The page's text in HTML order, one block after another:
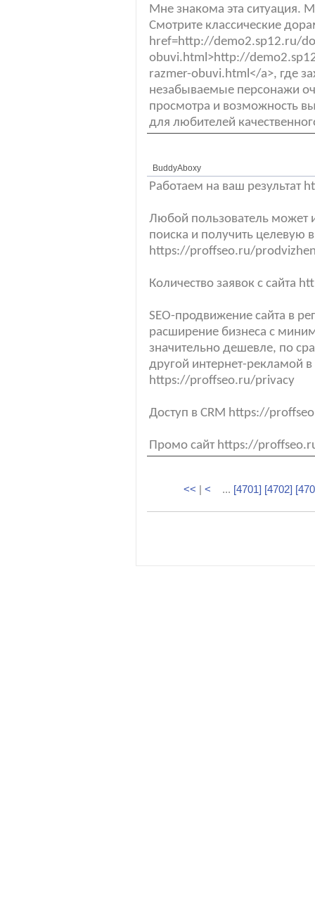
Мне знакома эта ситуация.
Смотрите классические
href=http://demo2.sp12.ru/
obuvi.html>http://
razmer-obuvi.html</a>, где
незабываемые персонажи
просмотра и возможность
для любителей
BuddyAboxy
Работаем на ваш
Любой пользователь может
поиска и получить целевую
https://proffseo.ru/
Количество заявок с сайта
SEO-продвижение сайта в
расширение бизнеса с
значительно дешевле, по
другой интернет-рекламой
https://proffseo.ru/privacy
Доступ в CRM https://
Промо сайт https://
<< | < ... [4701] [4702]